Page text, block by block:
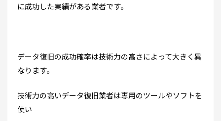
に成功した実績がある業者です。
データ復旧の成功確率は技術力の高さによって大きく異
なります。
技術力の高いデータ復旧業者は専用のツールやソフトを
使い